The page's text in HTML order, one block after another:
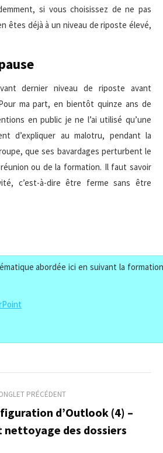
si vous choisissez de ne pas
êtes déjà à un niveau de riposte élevé,
dernier niveau de riposte avant
ma part, en bientôt quinze ans de
en public je ne l’ai utilisé qu’une
d’expliquer au malotru, pendant la
que ses bavardages perturbent le
ou de la formation. Il faut savoir
c’est-à-dire être ferme sans être
abordée ici en suivant la
PRÉCÉDENT
Onglet
précédent
d’Outlook (4) –
des dossiers